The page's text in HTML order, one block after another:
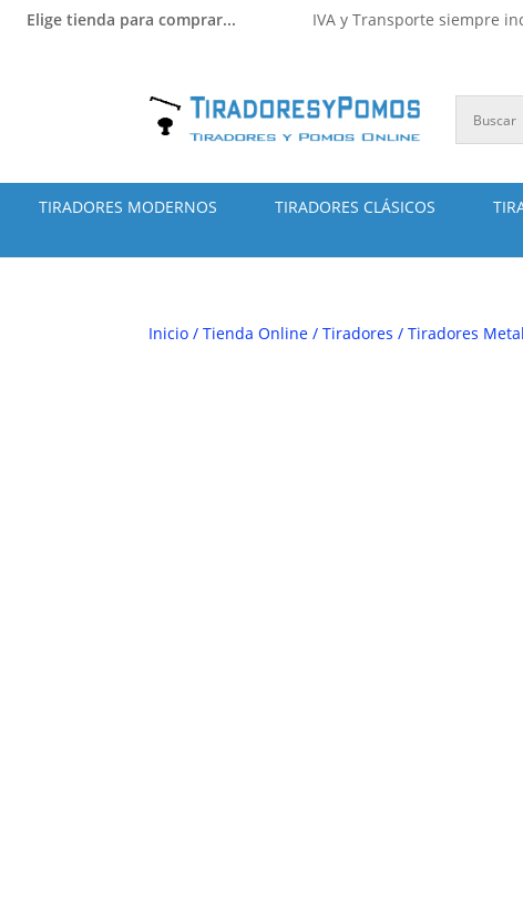
Elige tienda para comprar... IVA y Transporte siempre
TIRADORES MODERNOS TIRADORES CLÁSICOS
Inicio /Tienda Online /Tiradores /Tiradores Metal